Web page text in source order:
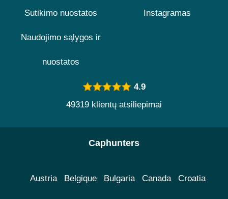
Sutikimo nuostatos
Naudojimo sąlygos ir
nuostatos
Instagramas
4.9
49319 klientų atsiliepimai
Caphunters
Austria Belgique Bulgaria Canada Croatia